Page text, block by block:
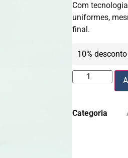
Com
uniformes,
final.
10%
Categoria